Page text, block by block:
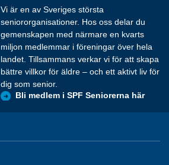
Vi är en av Sveriges största
seniororganisationer. Hos oss delar du
gemenskapen med närmare en kvarts
miljon medlemmar i föreningar över hela
landet. Tillsammans verkar vi för att skapa
bättre villkor för äldre – och ett aktivt liv för
dig som senior.
Bli medlem i SPF Seniorerna här